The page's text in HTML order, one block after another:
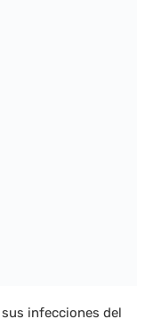
infecciones del